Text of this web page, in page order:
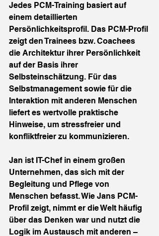
Jedes PCM-Training basiert auf
einem detaillierten
Persönlichkeitsprofil. Das PCM-Profil
zeigt den Trainees bzw. Coachees
die Architektur ihrer Persönlichkeit
auf der Basis ihrer
Selbsteinschätzung. Für das
Selbstmanagement sowie für die
Interaktion mit anderen Menschen
liefert es wertvolle praktische
Hinweise, um stressfreier und
konfliktfreier zu kommunizieren.
Jan ist IT-Chef in einem großen
Unternehmen, das sich mit der
Begleitung und Pflege von
Menschen befasst. Wie Jans PCM-
Profil zeigt, nimmt er die Welt häufig
über das Denken war und nutzt die
Logik im Austausch mit anderen –